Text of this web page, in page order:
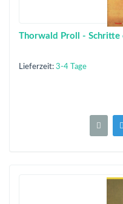
Thorwald Proll - Schritte
Lieferzeit: 3-4 Tage